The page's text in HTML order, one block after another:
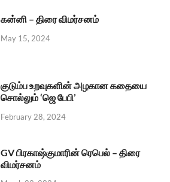
கன்னி – திரை விமர்சனம்
May 15, 2024
குடும்ப உறவுகளின் அழகான கதையை
சொல்லும் ‘ஜெ பேபி’
February 28, 2024
GV பிரகாஷ்குமாரின் ரெபெல் – திரை
விமர்சனம்